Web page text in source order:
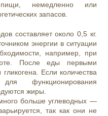
немедленно или
запасов.
составляет около 0,5 кг.
энергии в ситуации
например, при
После еды первыми
Если количества
функционирования
жиры.
больше углеводных —
так как они не